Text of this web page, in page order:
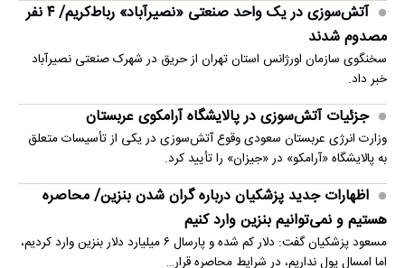
آتش‌سوزی در یک واحد صنعتی «نصیرآباد» رباط‌کریم/ ۴ نفر
مصدوم شدند
سخنگوی سازمان اورژانس استان تهران از حریق در شهرک صنعتی نصیرآباد
خبر داد.
جزئیات آتش‌سوزی در پالایشگاه آرامکوی عربستان
وزارت انرژی عربستان سعودی وقوع آتش‌سوزی در یکی از تأسیسات متعلق
به پالایشگاه «آرامکو» در «جیزان» را تأیید کرد.
اظهارات جدید پزشکیان درباره گران شدن بنزین/ محاصره
هستیم و نمی‌توانیم بنزین وارد کنیم
مسعود پزشکیان گفت: دلار کم شده و پارسال ۶ میلیارد دلار بنزین وارد کردیم،
اما امسال پول نداریم، در شرایط محاصره قرار…